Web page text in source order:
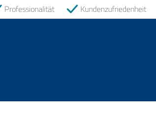
Professionalität Kundenzufriedenheit